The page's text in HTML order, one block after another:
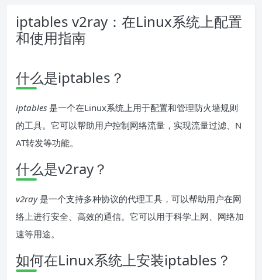
iptables v2ray：在Linux系统上配置
和使用指南
什么是iptables？
iptables 是一个在Linux系统上用于配置和管理防火墙规则
的工具。它可以帮助用户控制网络流量，实现流量过滤、N
AT转发等功能。
什么是v2ray？
v2ray是一个支持多种协议的代理工具，可以帮助用户在网
络上进行安全、高效的通信。它可以用于科学上网、网络加
速等用途。
如何在Linux系统上安装iptables？